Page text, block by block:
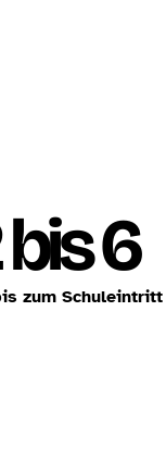
6
zum Schuleintritt